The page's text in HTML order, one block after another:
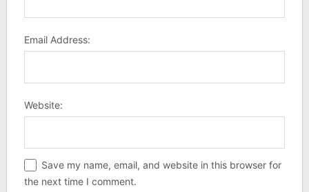
Email Address:
Website:
Save my name, email, and website in this browser for
the next time I comment.